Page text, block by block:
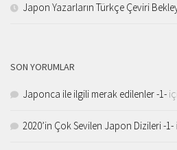
Japon Yazarların Türkçe Çeviri
SON YORUMLAR
Japonca ile ilgili merak edilenler -1-
2020’in Çok Sevilen Japon Dizileri -1-